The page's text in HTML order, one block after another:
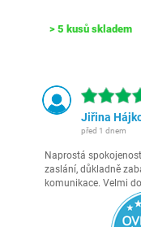
> 5 kusů skladem
Jiřina
před 1 dnem
Naprostá
zaslání, důkladně
komunikace. Velmi